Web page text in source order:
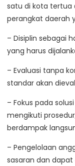
satu di kota tertua
perangkat daerah
– Disiplin sebagai
yang harus
– Evaluasi tanpa
standar akan
– Fokus pada
mengikuti
berdampak
– Pengelolaan
sasaran dan